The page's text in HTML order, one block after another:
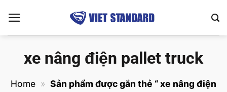
qua
nội
xe nâng điện pallet truck
Home » Sản phẩm được gắn thẻ “ xe nâng điện